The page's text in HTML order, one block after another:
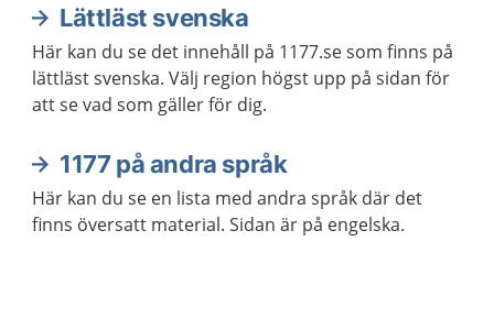
Lättläst svenska
Här kan du se det innehåll på 1177.se som finns på
lättläst svenska. Välj region högst upp på sidan för
att se vad som gäller för dig.
1177 på andra språk
Här kan du se en lista med andra språk där det
finns översatt material. Sidan är på engelska.